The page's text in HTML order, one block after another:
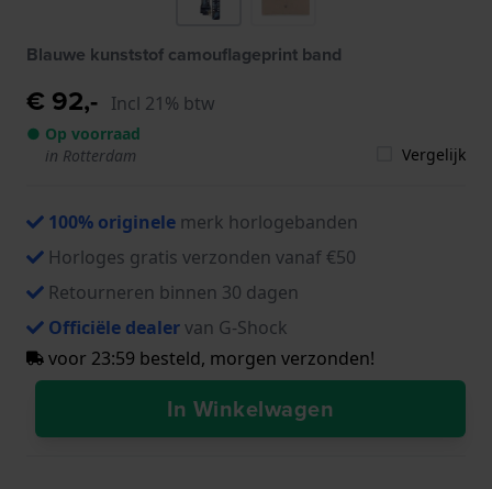
Blauwe kunststof camouflageprint band
€ 92,- Incl 21% btw
● Op voorraad
in Rotterdam
Vergelijk
100% originele merk horlogebanden
Horloges gratis verzonden vanaf €50
Retourneren binnen 30 dagen
Officiële dealervan G-Shock
voor 23:59 besteld, morgen verzonden!
In Winkelwagen